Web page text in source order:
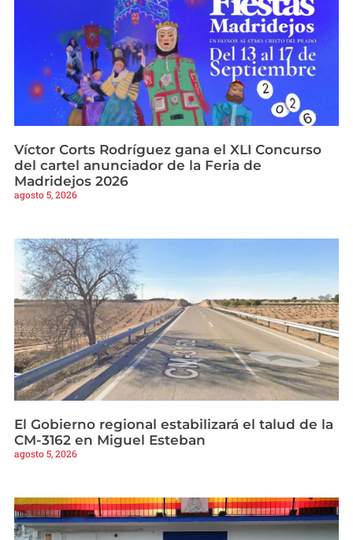
Víctor Corts Rodríguez gana el XLI Concurso
del cartel anunciador de la Feria de
Madridejos 2026
agosto 5, 2026
El Gobierno regional estabilizará el talud de la
CM-3162 en Miguel Esteban
agosto 5, 2026